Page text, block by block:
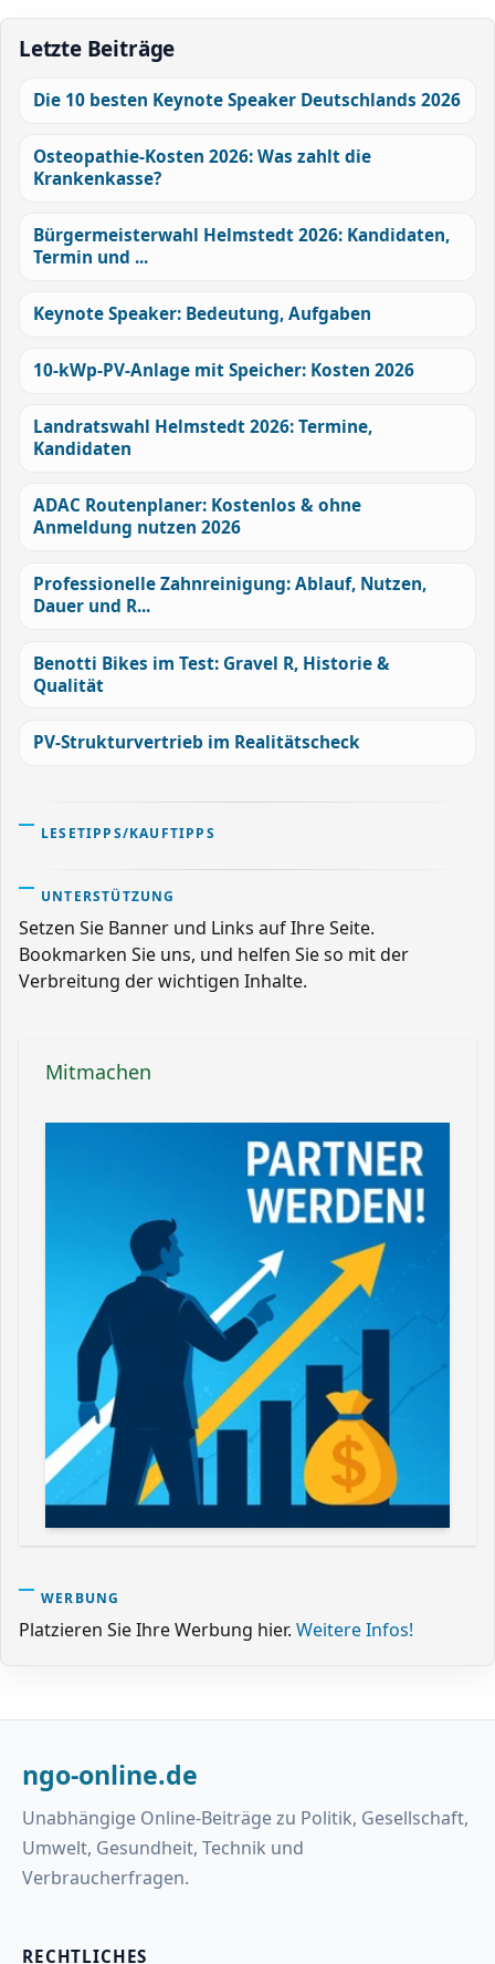
Letzte Beiträge
Die 10 besten Keynote Speaker Deutschlands 2026
Osteopathie-Kosten 2026: Was zahlt die
Krankenkasse?
Bürgermeisterwahl Helmstedt 2026: Kandidaten,
Termin und ...
Keynote Speaker: Bedeutung, Aufgaben
10-kWp-PV-Anlage mit Speicher: Kosten 2026
Landratswahl Helmstedt 2026: Termine,
Kandidaten
ADAC Routenplaner: Kostenlos & ohne
Anmeldung nutzen 2026
Professionelle Zahnreinigung: Ablauf, Nutzen,
Dauer und R...
Benotti Bikes im Test: Gravel R, Historie &
Qualität
PV-Strukturvertrieb im Realitätscheck
LESETIPPS/KAUFTIPPS
UNTERSTÜTZUNG
Setzen Sie Banner und Links auf Ihre Seite.
Bookmarken Sie uns, und helfen Sie so mit der
Verbreitung der wichtigen Inhalte.
Mitmachen
WERBUNG
Platzieren Sie Ihre Werbung hier. Weitere Infos!
ngo-online.de
Unabhängige Online-Beiträge zu Politik, Gesellschaft,
Umwelt, Gesundheit, Technik und
Verbraucherfragen.
RECHTLICHES